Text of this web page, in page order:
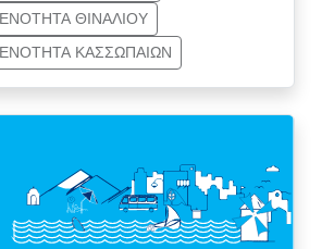
ΘΙΝΑΛΙΟΥ
ΚΑΣΣΩΠΑΙΩΝ